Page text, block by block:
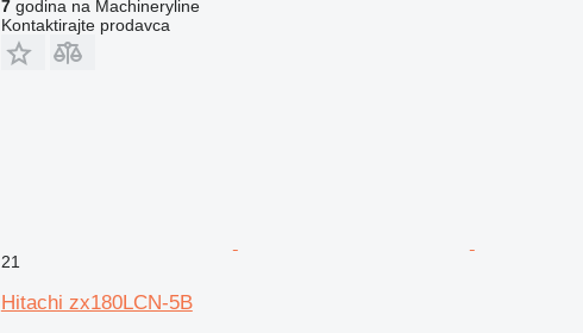
7godina na Machineryline
Kontaktirajte prodavca
21
Hitachi zx180LCN-5B